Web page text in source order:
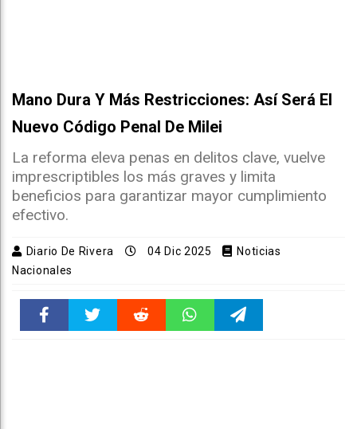
Mano Dura Y Más Restricciones: Así Será El
Nuevo Código Penal De Milei
La reforma eleva penas en delitos clave, vuelve
imprescriptibles los más graves y limita
beneficios para garantizar mayor cumplimiento
efectivo.
Diario De Rivera 04 Dic 2025
Noticias
Nacionales